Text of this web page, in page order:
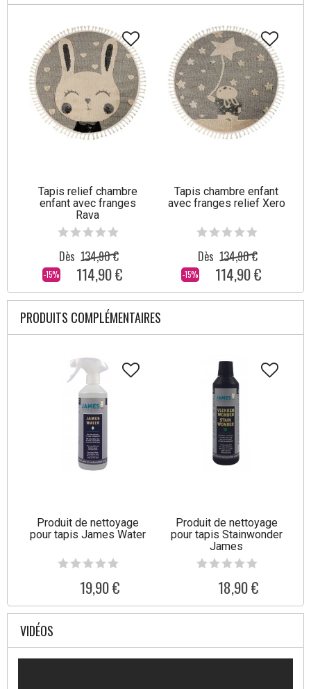
Tapis relief chambre
enfant avec franges
Rava
-15%
Dès 134,90 €
114,90 €
Tapis chambre enfant
avec franges relief Xero
-15%
Dès 134,90 €
114,90 €
PRODUITS COMPLÉMENTAIRES
Produit de nettoyage
pour tapis James Water
19,90 €
Produit de nettoyage
pour tapis Stainwonder
James
18,90 €
VIDÉOS